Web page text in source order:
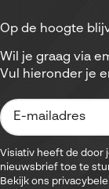
Op de hoogte
Wil je graag via
Vul hieronder je
Visiativ heeft de door
nieuwsbrief toe te
Bekijk ons